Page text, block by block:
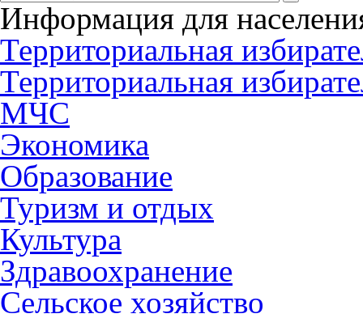
Информация для
Территориальная
Территориальная
МЧС
Экономика
Образование
Туризм и отдых
Культура
Здравоохранение
Сельское хозяйство